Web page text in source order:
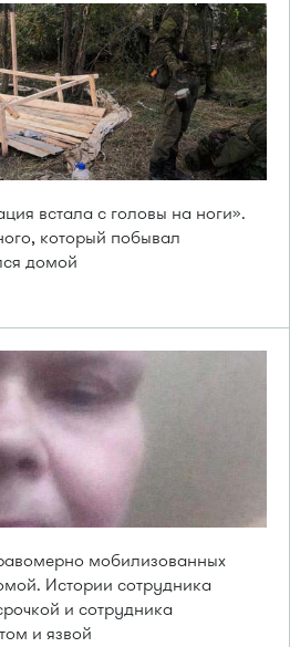
встала с головы на ноги».
который побывал
домой
мобилизованных
Истории сотрудника
и сотрудника
и язвой